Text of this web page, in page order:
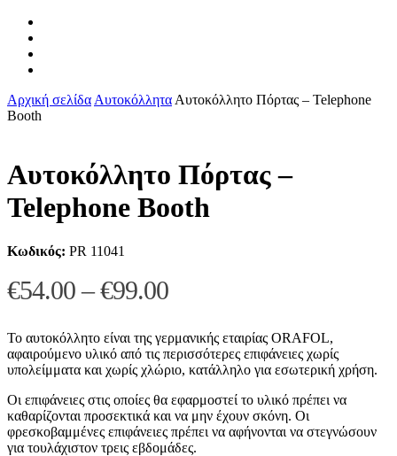
Αρχική σελίδα Αυτοκόλλητα Αυτοκόλλητο Πόρτας – Telephone
Booth
Αυτοκόλλητο Πόρτας –
Telephone Booth
Κωδικός: PR 11041
€54.00 – €99.00Price
€54.00
through
€99.00
Το αυτοκόλλητο είναι της γερμανικής εταιρίας ORAFOL,
αφαιρούμενο υλικό από τις περισσότερες επιφάνειες χωρίς
υπολείμματα και χωρίς χλώριο, κατάλληλο για εσωτερική χρήση.
Οι επιφάνειες στις οποίες θα εφαρμοστεί το υλικό πρέπει να
καθαρίζονται προσεκτικά και να μην έχουν σκόνη. Οι
φρεσκοβαμμένες επιφάνειες πρέπει να αφήνονται να στεγνώσουν
για τουλάχιστον τρεις εβδομάδες.